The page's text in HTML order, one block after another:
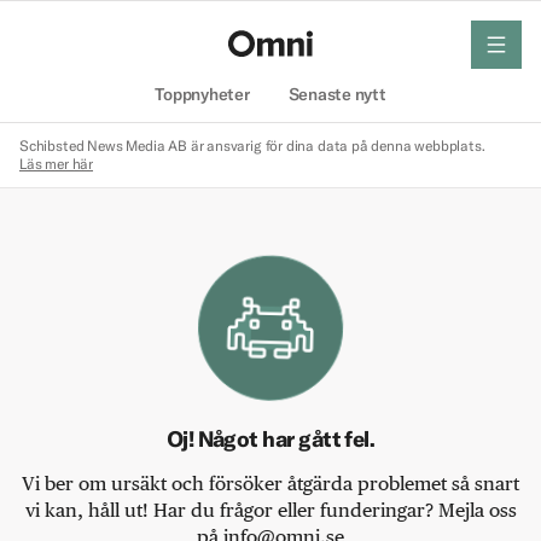
Toppnyheter Senaste nytt
meny
Schibsted News Media AB är ansvarig för dina data på denna webbplats.
Läs mer här
Oj! Något har gått fel.
Vi ber om ursäkt och försöker åtgärda problemet så snart
vi kan, håll ut! Har du frågor eller funderingar? Mejla oss